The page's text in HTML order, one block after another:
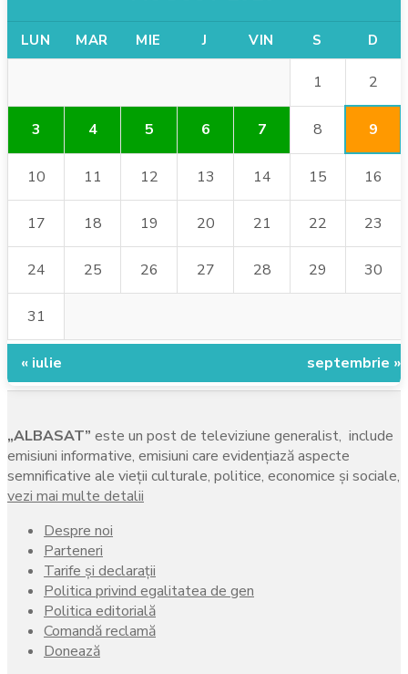
LUN MAR MIE J VIN S D
1 2
3 4 5 6 7 8 9
10 11 12 13 14 15 16
17 18 19 20 21 22 23
24 25 26 27 28 29 30
31
« iulie septembrie »
„ALBASAT” este un post de televiziune generalist, include
emisiuni informative, emisiuni care evidenţiază aspecte
semnificative ale vieţii culturale, politice, economice şi sociale,
vezi mai multe detalii
Despre noi
Parteneri
Tarife și declarații
Politica privind egalitatea de gen
Politica editorială
Comandă reclamă
Donează